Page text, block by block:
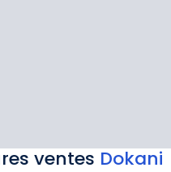
ventes Dokani